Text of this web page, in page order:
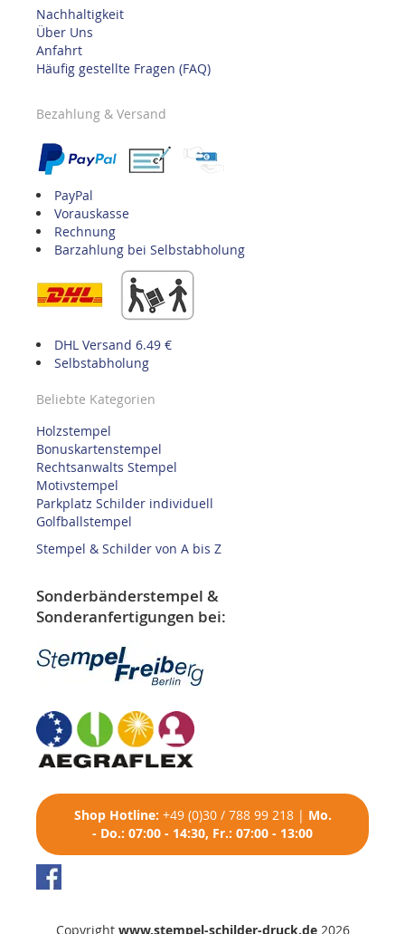
Nachhaltigkeit
Über Uns
Anfahrt
Häufig gestellte Fragen (FAQ)
Bezahlung & Versand
PayPal
Vorauskasse
Rechnung
Barzahlung bei Selbstabholung
DHL Versand 6.49 €
Selbstabholung
Beliebte Kategorien
Holzstempel
Bonuskartenstempel
Rechtsanwalts Stempel
Motivstempel
Parkplatz Schilder individuell
Golfballstempel
Stempel & Schilder von A bis Z
Sonderbänderstempel &
Sonderanfertigungen bei:
Shop Hotline: +49 (0)30 / 788 99 218| Mo.
- Do.: 07:00 - 14:30, Fr.: 07:00 - 13:00
Copyright www.stempel-schilder-druck.de2026